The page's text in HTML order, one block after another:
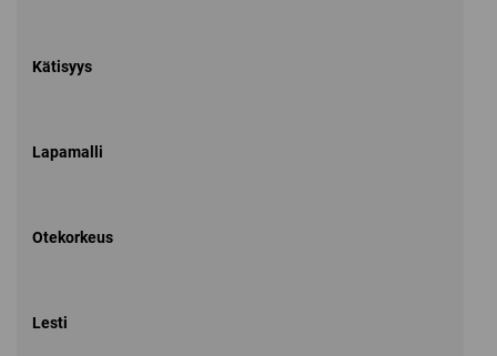
Kätisyys
Lapamalli
Otekorkeus
Lesti